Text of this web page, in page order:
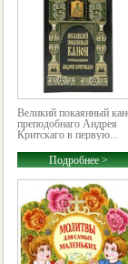
Великий покаянный
преподобнаго Андрея
Критскаго в первую...
Подробнее >